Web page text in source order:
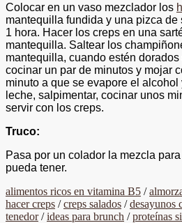
Colocar en un vaso mezclador los
mantequilla fundida y una pizca de
1 hora. Hacer los creps en una
mantequilla. Saltear los
mantequilla, cuando estén
cocinar un par de minutos y mojar
minuto a que se evapore el
leche, salpimentar, cocinar unos
servir con los creps.
Truco:
Pasa por un colador la mezcla
pueda tener.
alimentos ricos en vitamina B5 /
hacer creps /creps salados /desayunos
tenedor/ideas para brunch /proteínas